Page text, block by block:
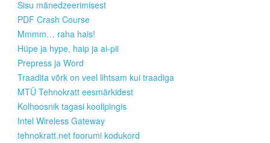
Sisu mänedzeerimisest
PDF Crash Course
Mmmm… raha hais!
Hüpe ja hype, haip ja ai-pii
Prepress ja Word
Traadita võrk on veel lihtsam kui traadiga
MTÜ Tehnokratt eesmärkidest
Kolhoosnik tagasi koolipingis
Intel Wireless Gateway
tehnokratt.net foorumi kodukord